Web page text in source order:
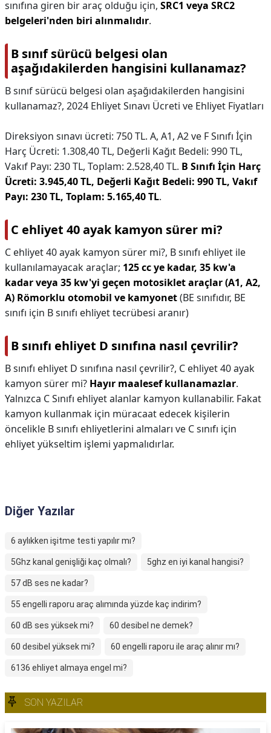
sınıfına giren bir araç olduğu için, SRC1 veya SRC2
belgeleri'nden biri alınmalıdır.
B sınıf sürücü belgesi olan
aşağıdakilerden hangisini kullanamaz?
B sınıf sürücü belgesi olan aşağıdakilerden hangisini
kullanamaz?, 2024 Ehliyet Sınavı Ücreti ve Ehliyet Fiyatları
Direksiyon sınavı ücreti: 750 TL. A, A1, A2 ve F Sınıfı İçin
Harç Ücreti: 1.308,40 TL, Değerli Kağıt Bedeli: 990 TL,
Vakıf Payı: 230 TL, Toplam: 2.528,40 TL. B Sınıfı İçin Harç
Ücreti: 3.945,40 TL, Değerli Kağıt Bedeli: 990 TL, Vakıf
Payı: 230 TL, Toplam: 5.165,40 TL.
C ehliyet 40 ayak kamyon sürer mi?
C ehliyet 40 ayak kamyon sürer mi?, B sınıfı ehliyet ile
kullanılamayacak araçlar; 125 cc ye kadar, 35 kw'a
kadar veya 35 kw'yi geçen motosiklet araçlar (A1, A2,
A) Römorklu otomobil ve kamyonet(BE sınıfıdır, BE
sınıfı için B sınıfı ehliyet tecrübesi aranır)
B sınıfı ehliyet D sınıfına nasıl çevrilir?
B sınıfı ehliyet D sınıfına nasıl çevrilir?, C ehliyet 40 ayak
kamyon sürer mi? Hayır maalesef kullanamazlar.
Yalnızca C Sınıfı ehliyet alanlar kamyon kullanabilir. Fakat
kamyon kullanmak için müracaat edecek kişilerin
öncelikle B sınıfı ehliyetlerini almaları ve C sınıfı için
ehliyet yükseltim işlemi yapmalıdırlar.
Diğer Yazılar
6 aylıkken işitme testi yapılır mı?
5Ghz kanal genişliği kaç olmalı? 5ghz en iyi kanal hangisi?
57 dB ses ne kadar?
55 engelli raporu araç alımında yüzde kaç indirim?
60 dB ses yüksek mi? 60 desibel ne demek?
60 desibel yüksek mi? 60 engelli raporu ile araç alınır mı?
6136 ehliyet almaya engel mi?
SON YAZILAR